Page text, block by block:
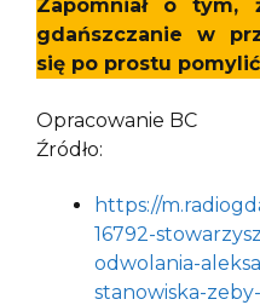
Zapomniał o tym,
gdańszczanie w
się po prostu
Opracowanie BC
Źródło:
https://
16792-
odwolania-
stanowiska-